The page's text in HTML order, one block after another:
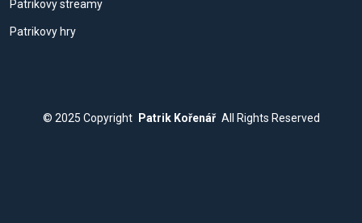
Patrikovy streamy
Patrikovy hry
© 2025 Copyright Patrik Kořenář All Rights Reserved